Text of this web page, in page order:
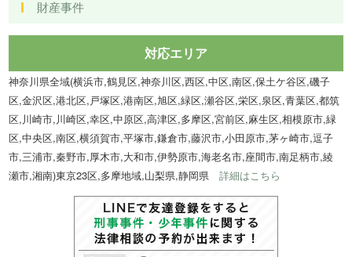
財産事件
対応エリア
神奈川県全域(横浜市,鶴見区,神奈川区,西区,中区,南区,保土ケ谷区,磯子
区,金沢区,港北区,戸塚区,港南区,旭区,緑区,瀬谷区,栄区,泉区,青葉区,都筑
区,川崎市,川崎区,幸区,中原区,高津区,多摩区,宮前区,麻生区,相模原市,緑
区,中央区,南区,横須賀市,平塚市,鎌倉市,藤沢市,小田原市,茅ヶ崎市,逗子
市,三浦市,秦野市,厚木市,大和市,伊勢原市,海老名市,座間市,南足柄市,綾
瀬市,湘南)東京23区,多摩地域,山梨県,静岡県詳細はこちら